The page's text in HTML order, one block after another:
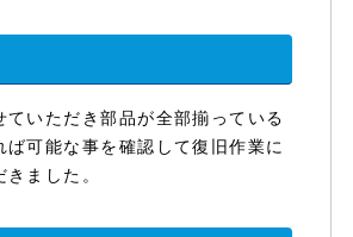
ていただき部品が全部揃っている
ば可能な事を確認して復旧作業に
ました。